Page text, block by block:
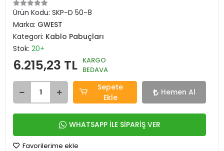
Ürün Kodu: SKP-D 50-8
Marka: GWEST
Kategori: Kablo Pabuçları
Stok: 20+
6.215,23 TL KARGO
BEDAVA
Sepete
Ekle
Hemen Al
WHATSAPP İLE SİPARİŞ VER
Favorilerime ekle